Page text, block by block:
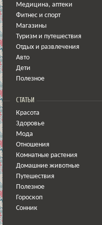
Медицина, аптеки
Фитнес и спорт
Магазины
Туризм и путешествия
Отдых и развлечения
Авто
Дети
Полезное
СТАТЬИ
Красота
Здоровье
Мода
Отношения
Комнатные растения
Домашние животные
Путешествия
Полезное
Гороскоп
Сонник